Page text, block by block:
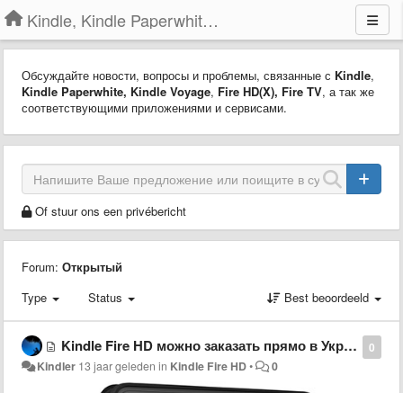
Kindle, Kindle Paperwhite, Kindle Voyage
Обсуждайте новости, вопросы и проблемы, связанные с Kindle,
Kindle Paperwhite, Kindle Voyage, Fire HD(X), Fire TV, а так же
соответствующими приложениями и сервисами.
Of stuur ons een privébericht
Forum: Открытый
Type
Status Best beoordeeld
0
Kindle Fire HD можно заказать прямо в Украину
Kindler 13 jaar geleden in Kindle Fire HD• 0